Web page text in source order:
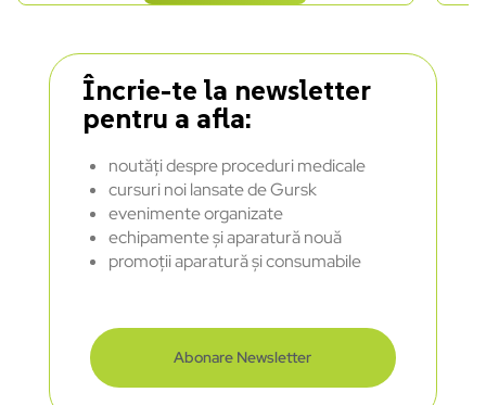
Încrie-te la newsletter
pentru a afla:
noutăți despre proceduri medicale
cursuri noi lansate de Gursk
evenimente organizate
echipamente și aparatură nouă
promoții aparatură și consumabile
Abonare Newsletter